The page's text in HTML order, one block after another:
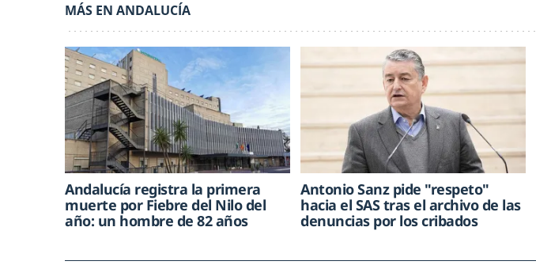
MÁS EN ANDALUCÍA
Andalucía registra la primera
muerte por Fiebre del Nilo del
año: un hombre de 82 años
Antonio Sanz pide "respeto"
hacia el SAS tras el archivo de las
denuncias por los cribados